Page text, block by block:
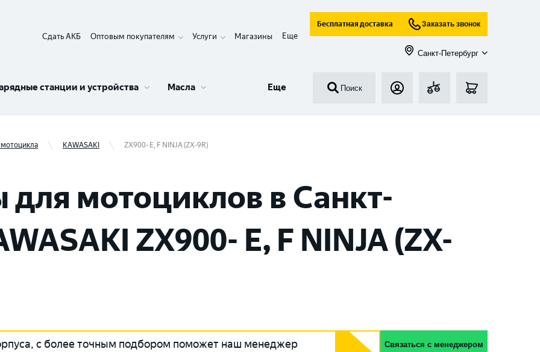
Сдать АКБ Оптовым покупателям Услуги Магазины Еще
Бесплатная доставка Заказать звонок
Санкт-Петербург
станции и устройства Масла Еще Поиск
KAWASAKI ZX900- E, F NINJA (ZX-9R)
мотоциклов в Санкт-
ZX900- E, F NINJA (ZX-
с более точным подбором поможет наш менеджер Связаться с менеджером